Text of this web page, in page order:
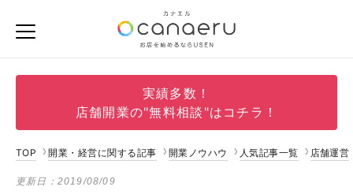
実績多数！
店舗開業の"無料相談"はコチラ！
TOP 開業・経営に関する記事 開業ノウハウ 人気記事一覧 店舗運営
更新日： 2019/08/09